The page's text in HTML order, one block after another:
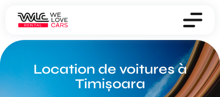
Location de voitures à
Timișoara